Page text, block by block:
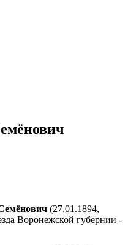
(27.01.1894,
Воронежской губернии -